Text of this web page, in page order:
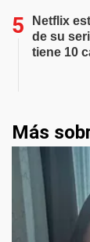
Netflix
de su
tiene 10
Más